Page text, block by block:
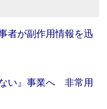
者が副作用情報を迅
い』事業へ 非常用